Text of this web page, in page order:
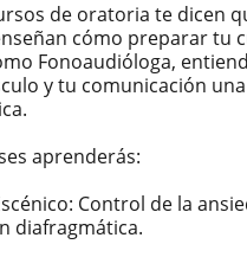
de oratoria te dicen
cómo preparar tu
Fonoaudióloga,
y tu comunicación
aprenderás:
Control de la
diafragmática.